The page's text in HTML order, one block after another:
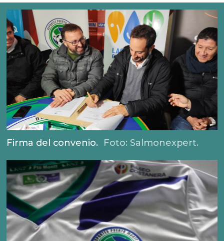
Firma del convenio. Foto: Salmonexpert.